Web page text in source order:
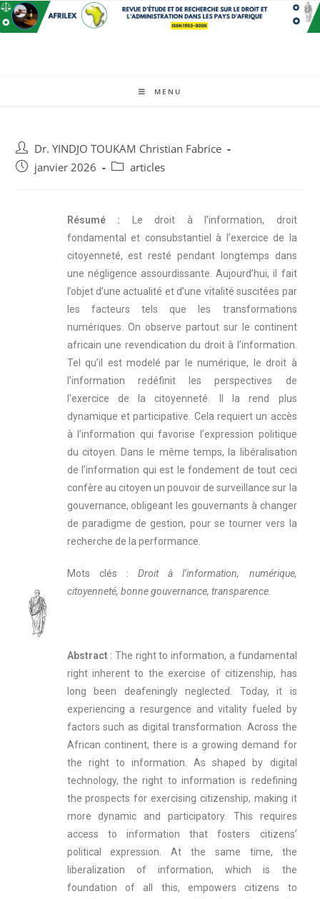
MENU
Dr. YINDJO TOUKAM Christian Fabrice
janvier 2026
articles
Résumé :
Le droit à l’information, droit
fondamental et consubstantiel à l’exercice de la
citoyenneté, est resté pendant longtemps dans
une négligence assourdissante. Aujourd’hui, il fait
l’objet d’une actualité et d’une vitalité suscitées par
les facteurs tels que les transformations
numériques. On observe partout sur le continent
africain une revendication du droit à l’information.
Tel qu’il est modelé par le numérique, le droit à
l’information redéfinit les perspectives de
l’exercice de la citoyenneté. Il la rend plus
dynamique et participative. Cela requiert un accès
à l’information qui favorise l’expression politique
du citoyen. Dans le même temps, la libéralisation
de l’information qui est le fondement de tout ceci
confère au citoyen un pouvoir de surveillance sur la
gouvernance, obligeant les gouvernants à changer
de paradigme de gestion, pour se tourner vers la
recherche de la performance.
Mots clés :Droit à l’information, numérique,
citoyenneté, bonne gouvernance, transparence.
Abstract : The right to information, a fundamental
right inherent to the exercise of citizenship, has
long been deafeningly neglected. Today, it is
experiencing a resurgence and vitality fueled by
factors such as digital transformation. Across the
African continent, there is a growing demand for
the right to information. As shaped by digital
technology, the right to information is redefining
the prospects for exercising citizenship, making it
more dynamic and participatory. This requires
access to information that fosters citizens’
political expression. At the same time, the
liberalization of information, which is the
foundation of all this, empowers citizens to